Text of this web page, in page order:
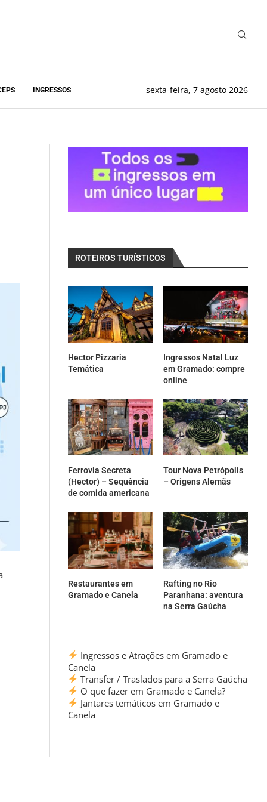
INGRESSOS sexta-feira, 7 agosto 2026
ROTEIROS TURÍSTICOS
Hector Pizzaria
Temática
Ingressos Natal Luz
em Gramado: compre
online
Ferrovia Secreta
(Hector) – Sequência
de comida americana
Tour Nova Petrópolis
– Origens Alemãs
Restaurantes em
Gramado e Canela
Rafting no Rio
Paranhana: aventura
na Serra Gaúcha
Ingressos e Atrações em Gramado e
Canela
Transfer / Traslados para a Serra Gaúcha
O que fazer em Gramado e Canela?
Jantares temáticos em Gramado e
Canela